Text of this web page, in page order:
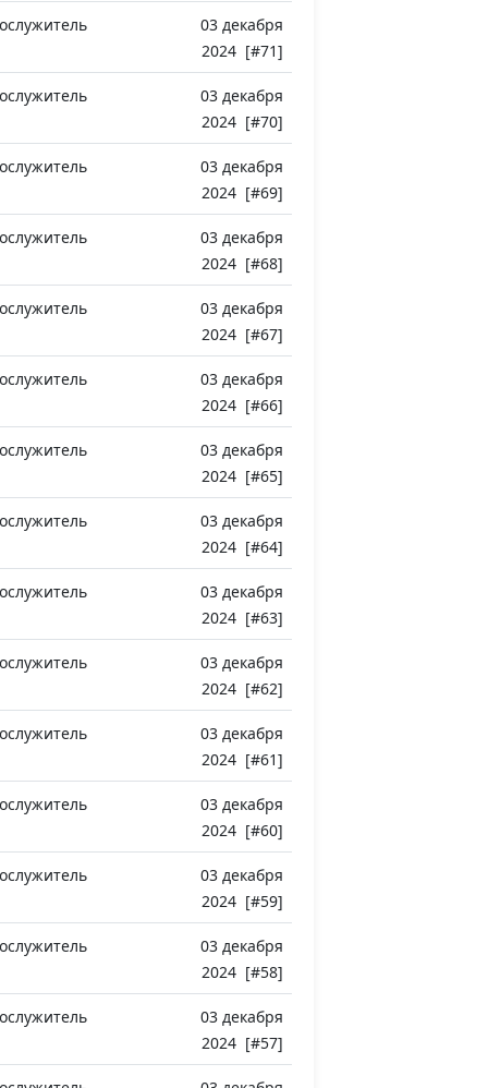
03 декабря
2024 [#71]
03 декабря
2024 [#70]
03 декабря
2024 [#69]
03 декабря
2024 [#68]
03 декабря
2024 [#67]
03 декабря
2024 [#66]
03 декабря
2024 [#65]
03 декабря
2024 [#64]
03 декабря
2024 [#63]
03 декабря
2024 [#62]
03 декабря
2024 [#61]
03 декабря
2024 [#60]
03 декабря
2024 [#59]
03 декабря
2024 [#58]
03 декабря
2024 [#57]